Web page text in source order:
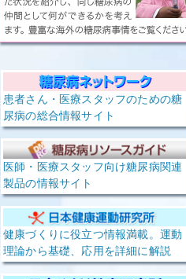
患者さん・医療スタッフのための糖
尿病の総合情報サイト
医師・医療スタッフ向け糖尿病関連
製品の情報サイト
健康づくりに役立つ情報満載。運動
理論から基礎、応用を詳細に解説